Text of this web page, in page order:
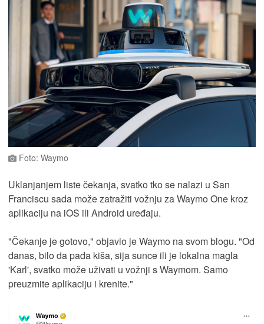
Foto: Waymo
Uklanjanjem liste čekanja, svatko tko se nalazi u San
Franciscu sada može zatražiti vožnju za Waymo One kroz
aplikaciju na iOS ili Android uređaju.
"Čekanje je gotovo," objavio je Waymo na svom blogu. "Od
danas, bilo da pada kiša, sija sunce ili je lokalna magla
'Karl', svatko može uživati u vožnji s Waymom. Samo
preuzmite aplikaciju i krenite."